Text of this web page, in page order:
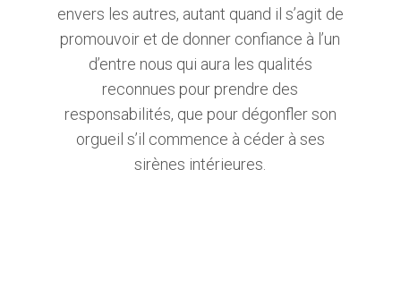
envers les autres, autant quand il s’agit de
promouvoir et de donner confiance à l’un
d’entre nous qui aura les qualités
reconnues pour prendre des
responsabilités, que pour dégonfler son
orgueil s’il commence à céder à ses
sirènes intérieures.